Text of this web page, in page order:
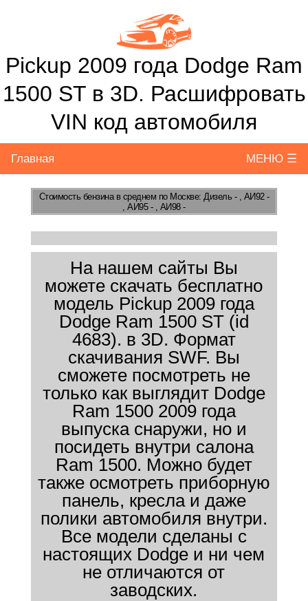
Pickup 2009 года Dodge Ram
1500 ST в 3D. Расшифровать
VIN код автомобиля
Главная МЕНЮ ☰
Стоимость бензинав среднем по Москве: Дизель - , АИ92 -
, АИ95 - , АИ98 -
На нашем сайты Вы
можете скачать бесплатно
модель Pickup 2009 года
Dodge Ram 1500 ST (id
4683). в 3D. Формат
скачивания SWF. Вы
сможете посмотреть не
только как выглядит Dodge
Ram 1500 2009 года
выпуска снаружи, но и
посидеть внутри салона
Ram 1500. Можно будет
также осмотреть приборную
панель, кресла и даже
полики автомобиля внутри.
Все модели сделаны с
настоящих Dodge и ни чем
не отличаются от
заводских.